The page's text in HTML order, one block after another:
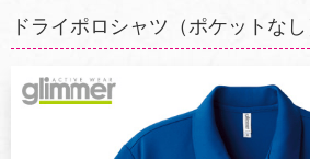
ドライポロシャツ（ポケットな